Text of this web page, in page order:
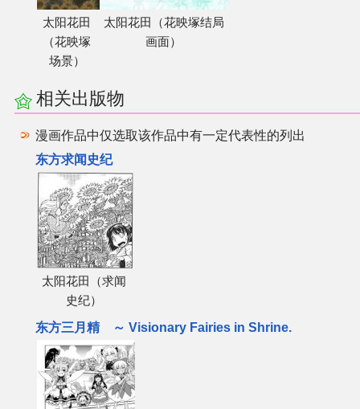
太阳花田
（花映塚
场景）
太阳花田（花映塚结局
画面）
相关出版物
漫画作品中仅选取该作品中有一定代表性的列出
东方求闻史纪
太阳花田（求闻
史纪）
东方三月精 ～ Visionary Fairies in Shrine.